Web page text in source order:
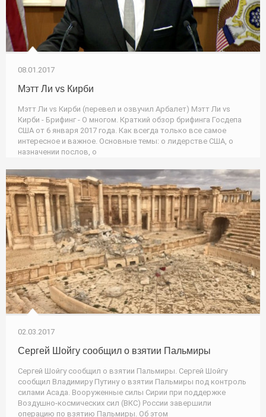
08.01.2017
Мэтт Ли vs Кирби
Мэтт Ли vs Кирби (перевел и озвучил Арбалет) Мэтт Ли vs
Кирби - Брифинг - О многом. Краткий обзор брифинга Госдепа
США от 6 января 2017 года. Как всегда только все самое
интересное и важное. Основные темы: о лидерстве США, о
назначении послов, о
02.03.2017
Сергей Шойгу сообщил о взятии Пальмиры
Сергей Шойгу сообщил о взятии Пальмиры. Сергей Шойгу
сообщил Владимиру Путину о взятии Пальмиры под контроль
силами Асада. Вооруженные силы Сирии при поддержке
Воздушно-космических сил (ВКС) России завершили
операцию по взятию Пальмиры. Об этом